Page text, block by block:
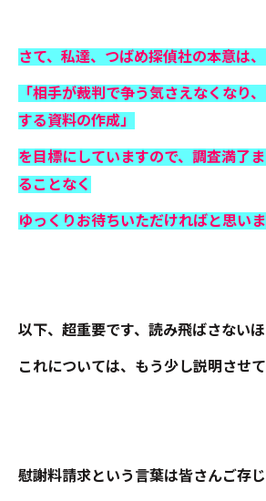
さて、私達、つばめ探偵社の本意は、
「相手が裁判で争う気さえなくなり
する資料の作成」
を目標にしていますので、調査満了
ることなく
ゆっくりお待ちいただければと思いま
以下、超重要です、読み飛ばさないほ
これについては、もう少し説明させて
慰謝料請求という言葉は皆さんご存じ